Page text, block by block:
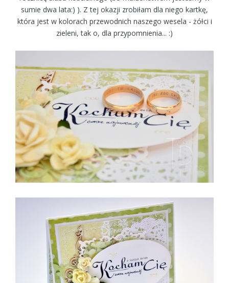
sumie dwa lata:) ). Z tej okazji zrobiłam dla niego kartkę,
która jest w kolorach przewodnich naszego wesela - żółci i
zieleni, tak o, dla przypomnienia... :)